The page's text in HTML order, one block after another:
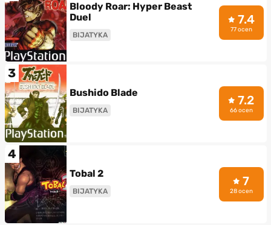
Bloody Roar: Hyper Beast
Duel
BIJATYKA
7.4
77 ocen
3
Bushido Blade
BIJATYKA
7.2
66 ocen
4
Tobal 2
BIJATYKA
7
28 ocen